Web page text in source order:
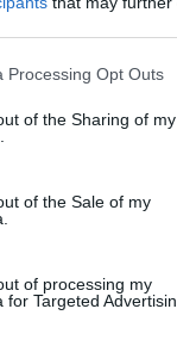
Processing Opt Outs
of the Sharing of my
of the Sale of my
of processing my
for Targeted